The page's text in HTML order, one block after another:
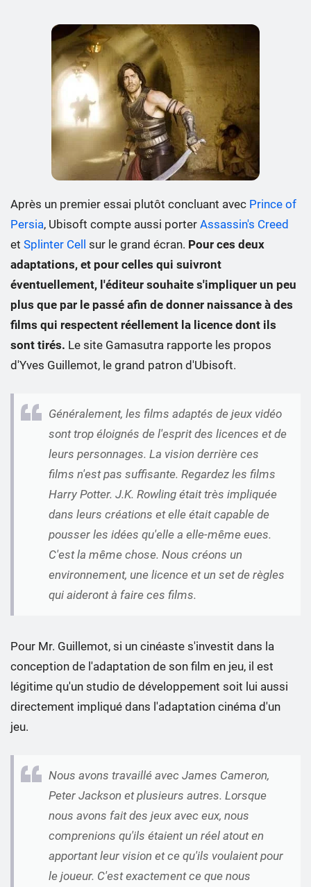
Après un premier essai plutôt concluant avec Prince of
Persia, Ubisoft compte aussi porter Assassin's Creed
et Splinter Cell sur le grand écran. Pour ces deux
adaptations, et pour celles qui suivront
éventuellement, l'éditeur souhaite s'impliquer un peu
plus que par le passé afin de donner naissance à des
films qui respectent réellement la licence dont ils
sont tirés. Le site Gamasutra rapporte les propos
d'Yves Guillemot, le grand patron d'Ubisoft.
Généralement, les films adaptés de jeux vidéo
sont trop éloignés de l'esprit des licences et de
leurs personnages. La vision derrière ces
films n'est pas suffisante. Regardez les films
Harry Potter. J.K. Rowling était très impliquée
dans leurs créations et elle était capable de
pousser les idées qu'elle a elle-même eues.
C'est la même chose. Nous créons un
environnement, une licence et un set de règles
qui aideront à faire ces films.
Pour Mr. Guillemot, si un cinéaste s'investit dans la
conception de l'adaptation de son film en jeu, il est
légitime qu'un studio de développement soit lui aussi
directement impliqué dans l'adaptation cinéma d'un
jeu.
Nous avons travaillé avec James Cameron,
Peter Jackson et plusieurs autres. Lorsque
nous avons fait des jeux avec eux, nous
comprenions qu'ils étaient un réel atout en
apportant leur vision et ce qu'ils voulaient pour
le joueur. C'est exactement ce que nous